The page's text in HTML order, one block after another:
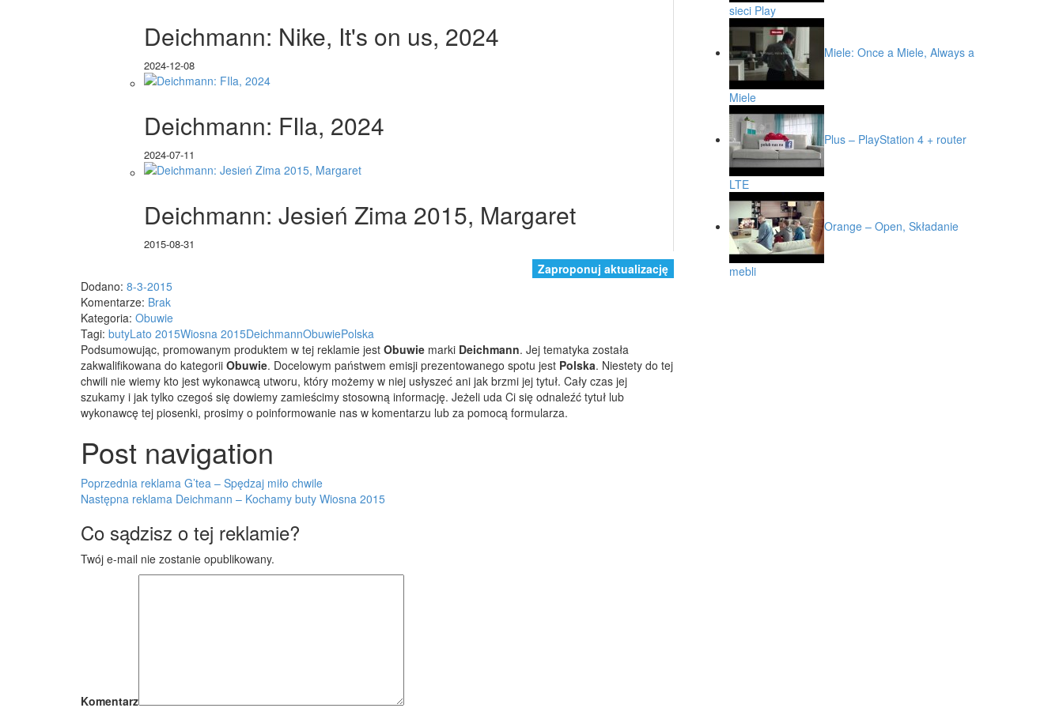
Deichmann: Nike, It's on us, 2024
2024-12-08
Deichmann: FIla, 2024
2024-07-11
Deichmann: Jesień Zima 2015, Margaret
2015-08-31
Zaproponuj aktualizację
Dodano: 8-3-2015
Komentarze: Brak
Kategoria: Obuwie
Tagi: butyLato 2015Wiosna 2015DeichmannObuwiePolska
Podsumowując, promowanym produktem w tej reklamie jest Obuwie marki Deichmann. Jej tematyka została
zakwalifikowana do kategorii Obuwie. Docelowym państwem emisji prezentowanego spotu jest Polska. Niestety do tej
chwili nie wiemy kto jest wykonawcą utworu, który możemy w niej usłyszeć ani jak brzmi jej tytuł. Cały czas jej
szukamy i jak tylko czegoś się dowiemy zamieścimy stosowną informację. Jeżeli uda Ci się odnaleźć tytuł lub
wykonawcę tej piosenki, prosimy o poinformowanie nas w komentarzu lub za pomocą formularza.
Post navigation
Poprzednia reklama G’tea – Spędzaj miło chwile
Następna reklama Deichmann – Kochamy buty Wiosna 2015
Co sądzisz o tej reklamie?
Twój e-mail nie zostanie opublikowany.
Komentarz
sieci Play
Miele: Once a Miele, Always a
Miele
Plus – PlayStation 4 + router
LTE
Orange – Open, Składanie
mebli